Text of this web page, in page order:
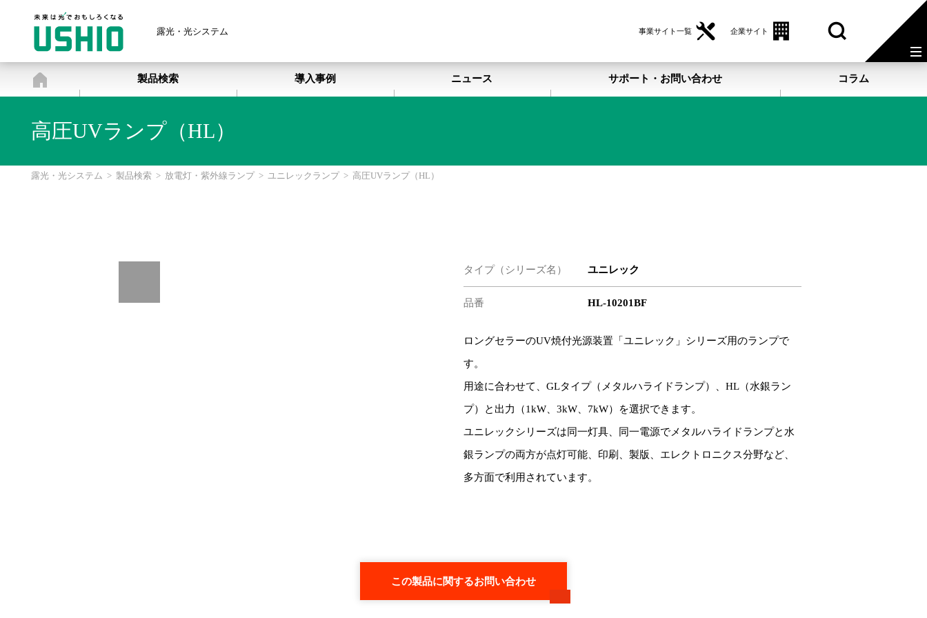
露光・光システム 事業サイト一覧 企業サイト
露光・光システム
製品検索 導入事例 ニュース サポート・お問い合わせ コラム
高圧UVランプ（HL）
露光・光システム > 製品検索 > 放電灯・紫外線ランプ > ユニレックランプ > 高圧UVランプ（HL）
タイプ（シリーズ名） ユニレック
品番 HL-10201BF
ロングセラーのUV焼付光源装置「ユニレック」シリーズ用のランプで
す。
用途に合わせて、GLタイプ（メタルハライドランプ）、HL（水銀ラン
プ）と出力（1kW、3kW、7kW）を選択できます。
ユニレックシリーズは同一灯具、同一電源でメタルハライドランプと水
銀ランプの両方が点灯可能、印刷、製版、エレクトロニクス分野など、
多方面で利用されています。
この製品に関するお問い合わせ